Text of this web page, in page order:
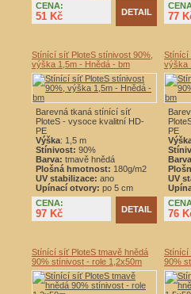
CENA:
51 Kč DETAIL 77
Stínící síť PloteS stínivost 90%,
výška 1,5m - Hnědá - bm
Stínící
výška
Barevná tkaná stínící síť
PloteS - vysoce kvalitní HD-
PE
Výška: 1,5 m
Stínivost: 90%
Barva: tmavě hnědá
Plošná hmotnost: 180g/m2
UV stabilizace: ano
Upínací otvory: po 5 cm
PE
UV
CENA:
97 Kč DETAIL 76
Stínící síť PloteS tmavě hnědá
90% stínivost - role 1,2x50m
Stínící
90%